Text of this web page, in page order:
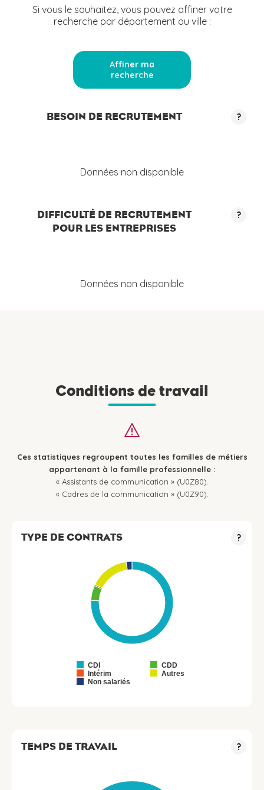
Si vous le souhaitez, vous pouvez affiner votre
recherche par département ou ville :
Affiner ma
recherche
BESOIN DE RECRUTEMENT ?
Données non disponible
DIFFICULTÉ DE RECRUTEMENT
POUR LES ENTREPRISES
?
Données non disponible
Conditions de travail
Ces statistiques regroupent toutes les familles de métiers
appartenant à la famille professionnelle :
« Assistants de communication » (U0Z80).
« Cadres de la communication » (U0Z90).
TYPE DE CONTRATS ?
CDI
CDD
Intérim
Autres
Non salariés
TEMPS DE TRAVAIL ?